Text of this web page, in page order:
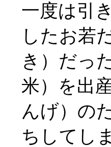
一度は引
したお若
き）だっ
米）を出
んげ）の
ちしてし